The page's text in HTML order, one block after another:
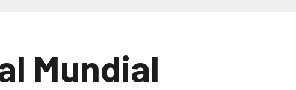
Mundial